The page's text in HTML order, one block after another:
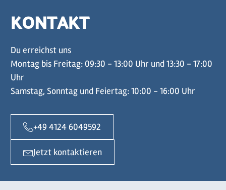
KONTAKT
Du erreichst uns
Montag bis Freitag: 09:30 - 13:00 Uhr und 13:30 - 17:00
Uhr
Samstag, Sonntag und Feiertag: 10:00 - 16:00 Uhr
+49 4124 6049592
Jetzt kontaktieren